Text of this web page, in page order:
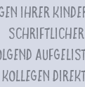
Ihrer
schriftlicher
Kollegen